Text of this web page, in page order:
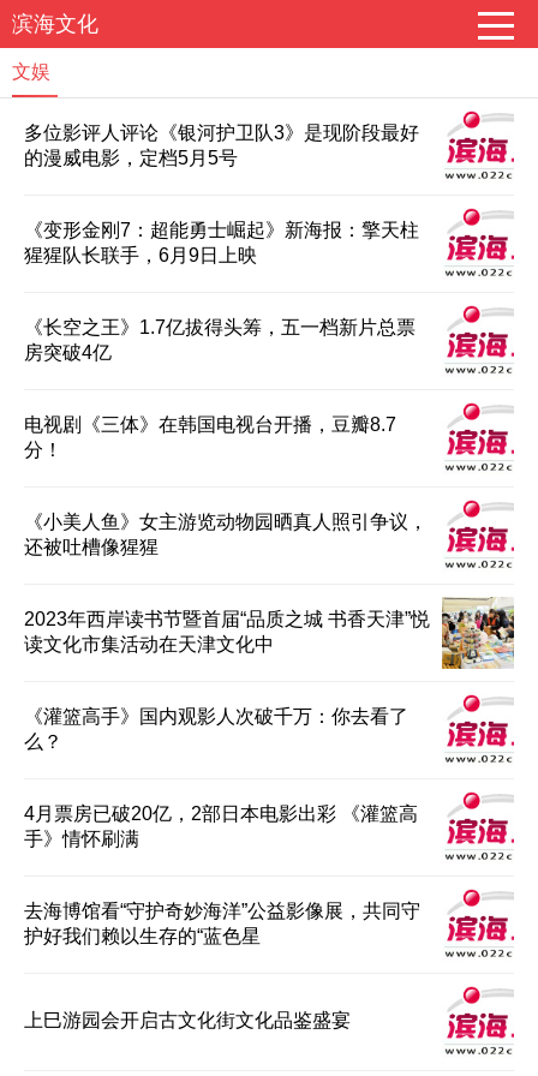
滨海文化
文娱
多位影评人评论《银河护卫队3》是现阶段最好
的漫威电影，定档5月5号
《变形金刚7：超能勇士崛起》新海报：擎天柱
猩猩队长联手，6月9日上映
《长空之王》1.7亿拔得头筹，五一档新片总票
房突破4亿
电视剧《三体》在韩国电视台开播，豆瓣8.7
分！
《小美人鱼》女主游览动物园晒真人照引争议，
还被吐槽像猩猩
2023年西岸读书节暨首届“品质之城 书香天津”悦
读文化市集活动在天津文化中
《灌篮高手》国内观影人次破千万：你去看了
么？
4月票房已破20亿，2部日本电影出彩 《灌篮高
手》情怀刷满
去海博馆看“守护奇妙海洋”公益影像展，共同守
护好我们赖以生存的“蓝色星
上巳游园会开启古文化街文化品鉴盛宴